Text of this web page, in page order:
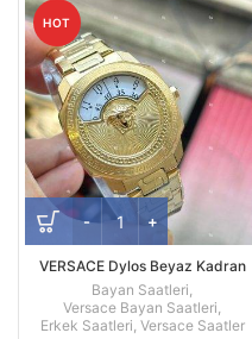
HOT
VERSACE Dylos Beyaz Kadran
Sarı Kasa
Bayan Saatleri,
Versace Bayan Saatleri,
Erkek Saatleri, Versace Saatler